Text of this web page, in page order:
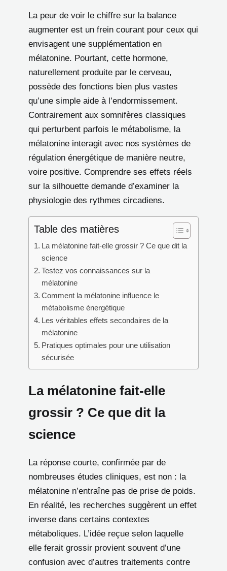
La peur de voir le chiffre sur la balance
augmenter est un frein courant pour ceux qui
envisagent une supplémentation en
mélatonine. Pourtant, cette hormone,
naturellement produite par le cerveau,
possède des fonctions bien plus vastes
qu’une simple aide à l’endormissement.
Contrairement aux somnifères classiques
qui perturbent parfois le métabolisme, la
mélatonine interagit avec nos systèmes de
régulation énergétique de manière neutre,
voire positive. Comprendre ses effets réels
sur la silhouette demande d’examiner la
physiologie des rythmes circadiens.
Table des matières
La mélatonine fait-elle grossir ? Ce que dit la
science
Testez vos connaissances sur la
mélatonine
Comment la mélatonine influence le
métabolisme énergétique
Les véritables effets secondaires de la
mélatonine
Pratiques optimales pour une utilisation
sécurisée
La mélatonine fait-elle
grossir ? Ce que dit la
science
La réponse courte, confirmée par de
nombreuses études cliniques, est non : la
mélatonine n’entraîne pas de prise de poids.
En réalité, les recherches suggèrent un effet
inverse dans certains contextes
métaboliques. L’idée reçue selon laquelle
elle ferait grossir provient souvent d’une
confusion avec d’autres traitements contre